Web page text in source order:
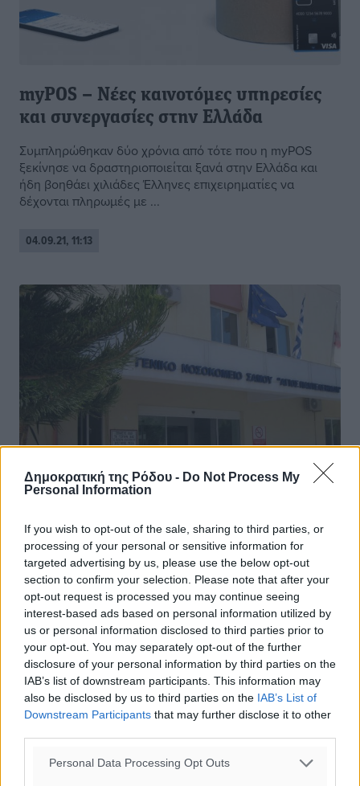
Δημοκρατική της Ρόδου - Do Not Process My
Personal Information
If you wish to opt-out of the sale, sharing to third parties, or
processing of your personal or sensitive information for
targeted advertising by us, please use the below opt-out
section to confirm your selection. Please note that after your
opt-out request is processed you may continue seeing
interest-based ads based on personal information utilized by
us or personal information disclosed to third parties prior to
your opt-out. You may separately opt-out of the further
disclosure of your personal information by third parties on the
IAB’s list of downstream participants. This information may
also be disclosed by us to third parties on the IAB’s List of
Downstream Participants that may further disclose it to other
Personal Data Processing Opt Outs
myPOS – Νέες καινοτόμες υπηρεσίες
και συνεργασίες στην Ελλάδα
Συμπληρώθηκαν δύο χρόνια από τότε που η myPOS
ξεκίνησε να δραστηριοποιείται ξανά στην Ελλάδα και
ήδη βοηθάει χιλιάδες Έλληνες επιχειρηματίες να
δέχονται πληρωμές με ...
04.09.21, 11:13
57χρονος από την Ρόδο έχασε την
μάχη με τον κορωνοϊό στο Νοσoκομείο
Σάμου
Από το ΓΝ Σάμου εκδόθηκε η παρακάτω ανακοίνωση:
Δυστυχώς άλλος ένας ασθενής μετά από νοσηλεία στη
ΜΕΘ του Γ.Ν Σάμου, έχασε τη μάχη με τον κορωνοϊό.
Πρόκειται για άντρα 57 ...
04.09.21, 10:59